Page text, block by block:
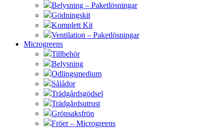
Belysning – Paketlösningar
Gödningskit
Komplett Kit
Ventilation – Paketlösningar
Microgreens
Tillbehör
Belysning
Odlingsmedium
Sålådor
Trädgårdsgödsel
Trädgårdsutrust
Grönsaksfrön
Fröer – Microgreens